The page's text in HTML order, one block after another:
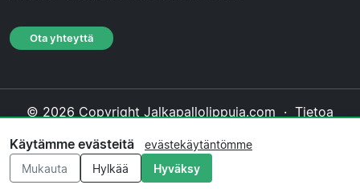
Ota yhteyttä
© 2026 Copyright Jalkapallolippuja.com · Tietoa
Evästekäytäntö·Toimituksellinen käytäntö
Käytämme evästeitä
evästekäytäntömme
Mukauta
Hylkää Hyväksy